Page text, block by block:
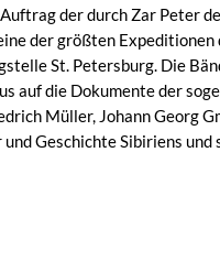
der durch Zar Peter
der größten
St. Petersburg. Die
auf die Dokumente der
Müller, Johann Georg
Geschichte Sibiriens und